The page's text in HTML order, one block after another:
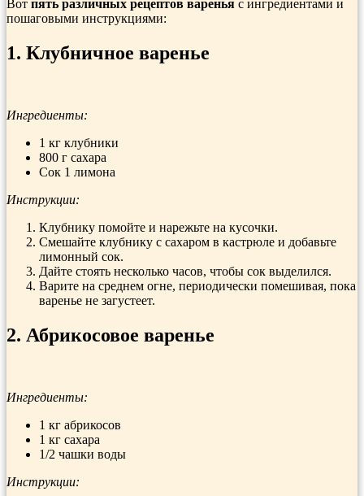
Вот пять различных рецептов варенья с ингредиентами и
пошаговыми инструкциями:
1. Клубничное варенье
Ингредиенты:
1 кг клубники
800 г сахара
Сок 1 лимона
Инструкции:
Клубнику помойте и нарежьте на кусочки.
Смешайте клубнику с сахаром в кастрюле и добавьте
лимонный сок.
Дайте стоять несколько часов, чтобы сок выделился.
Варите на среднем огне, периодически помешивая, пока
варенье не загустеет.
2. Абрикосовое варенье
Ингредиенты:
1 кг абрикосов
1 кг сахара
1/2 чашки воды
Инструкции: